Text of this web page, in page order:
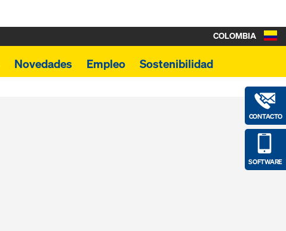
Novedades Empleo Sostenibilidad
CONTACTO
SOFTWARE
COLOMBIA